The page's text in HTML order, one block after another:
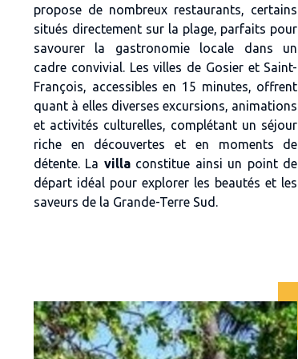
propose de nombreux restaurants , certains
situés directement sur la plage, parfaits pour
savourer la gastronomie locale dans un
cadre convivial. Les villes de Gosier et Saint-
François , accessibles en 15 minutes, offrent
quant à elles diverses excursions, animations
et activités culturelles, complétant un séjour
riche en découvertes et en moments de
détente. La villaconstitue ainsi un point de
départ idéal
pour explorer les beautés et les
saveurs de la Grande-Terre Sud.